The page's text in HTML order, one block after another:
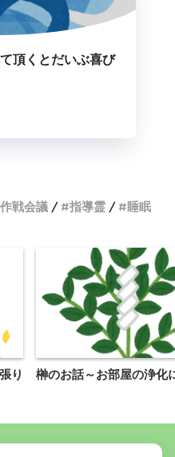
頂くとだいぶ喜び
作戦会議 指導霊 睡眠
り
榊のお話～お部屋の浄化